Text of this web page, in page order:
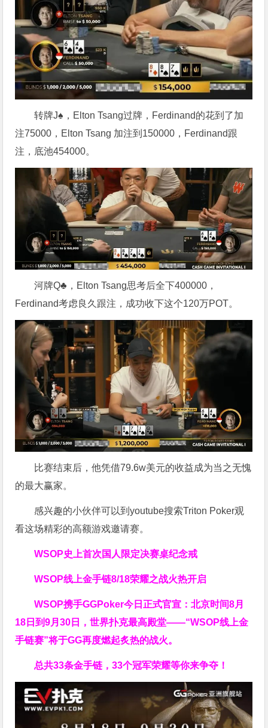
转牌J♠，Elton Tsang过牌，Ferdinand的花到了加
注75000，Elton Tsang 加注到150000，Ferdinand跟
注，底池454000。
河牌Q♣，Elton Tsang思考后全下400000，
Ferdinand考虑良久跟注，成功收下这个120万POT。
比赛结束后，他凭借79.6w美元的收益成为当之无愧
的最大赢家。
感兴趣的小伙伴可以到youtube搜索Triton Poker观
看这场精彩的高额游戏邀请赛。
WSOP史上首次 国人限定决赛桌纪念戒
WSOP线上金手链8/18荣耀之战火热开启
WSOP携手GGPoker今日正式官宣：北京时间8月
18日到9月30日，世界扑克最高殿堂——“WSOP线上金
手链赛”将于GG再度燃起炙热的战火。
总共33条金手链，33个冠军荣耀等你来争夺！